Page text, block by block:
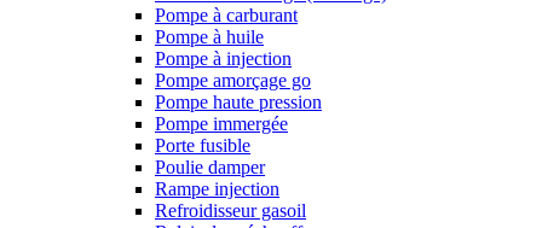
Pompe à carburant
Pompe à huile
Pompe à injection
Pompe amorçage go
Pompe haute pression
Pompe immergée
Porte fusible
Poulie damper
Rampe injection
Refroidisseur gasoil